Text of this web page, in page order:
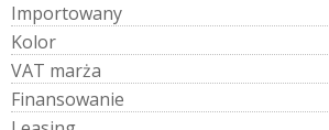
Importowany
Kolor
VAT marża
Finansowanie